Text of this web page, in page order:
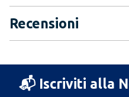
Recensioni
📬 Iscriviti alla